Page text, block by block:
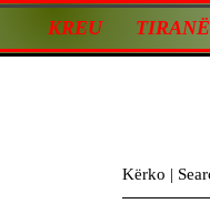
KREU TIRANË